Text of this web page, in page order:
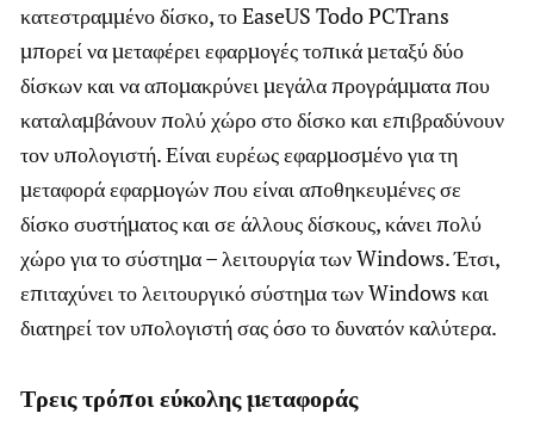
κατεστραμμένο δίσκο, το EaseUS Todo PCTrans
μπορεί να μεταφέρει εφαρμογές τοπικά μεταξύ δύο
δίσκων και να απομακρύνει μεγάλα προγράμματα που
καταλαμβάνουν πολύ χώρο στο δίσκο και επιβραδύνουν
τον υπολογιστή. Είναι ευρέως εφαρμοσμένο για τη
μεταφορά εφαρμογών που είναι αποθηκευμένες σε
δίσκο συστήματος και σε άλλους δίσκους, κάνει πολύ
χώρο για το σύστημα – λειτουργία των Windows. Έτσι,
επιταχύνει το λειτουργικό σύστημα των Windows και
διατηρεί τον υπολογιστή σας όσο το δυνατόν καλύτερα.
Τρεις τρόποι εύκολης μεταφοράς